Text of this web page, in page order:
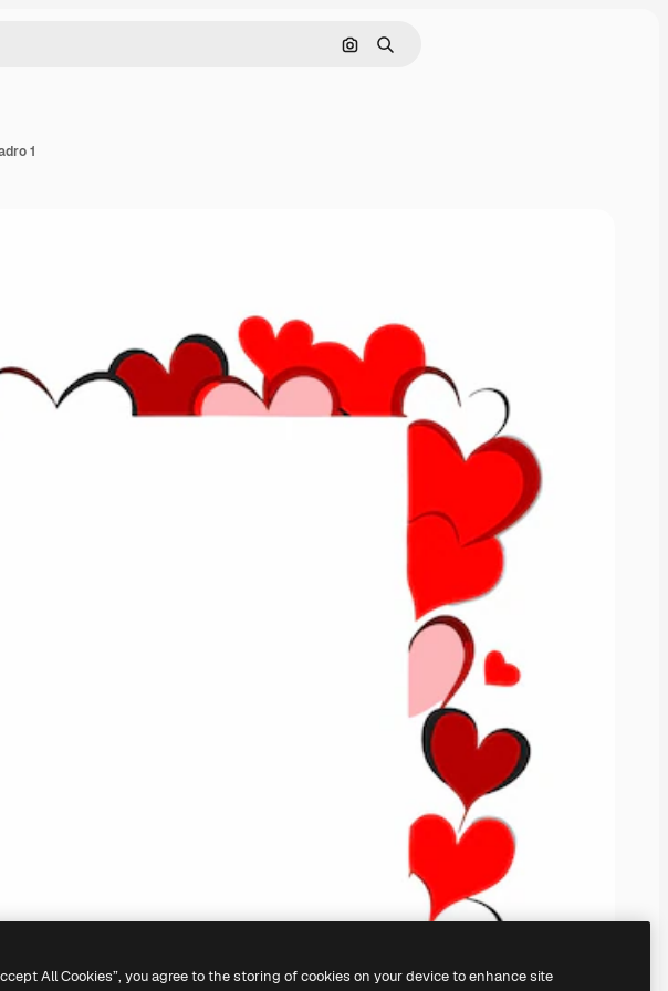
Pesquisar por imagem
Buscar
1
All Cookies”, you agree to the storing of cookies on your device to enhance site